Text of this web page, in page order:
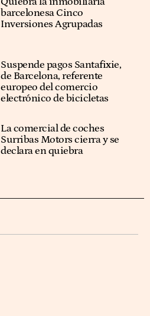
barcelonesa Cinco
Inversiones Agrupadas
Suspende pagos Santafixie,
de Barcelona, referente
europeo del comercio
electrónico de bicicletas
La comercial de coches
Surribas Motors cierra y se
declara en quiebra